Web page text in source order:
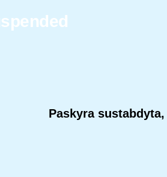
Paskyra